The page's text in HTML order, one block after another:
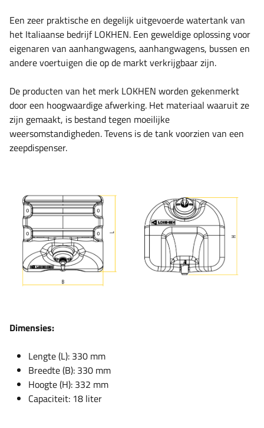
Een zeer praktische en degelijk uitgevoerde watertank van
het Italiaanse bedrijf LOKHEN. Een geweldige oplossing voor
eigenaren van aanhangwagens, aanhangwagens, bussen en
andere voertuigen die op de markt verkrijgbaar zijn.
De producten van het merk LOKHEN worden gekenmerkt
door een hoogwaardige afwerking. Het materiaal waaruit ze
zijn gemaakt, is bestand tegen moeilijke
weersomstandigheden. Tevens is de tank voorzien van een
zeepdispenser.
Dimensies:
Lengte (L): 330 mm
Breedte (B): 330 mm
Hoogte (H): 332 mm
Capaciteit: 18 liter